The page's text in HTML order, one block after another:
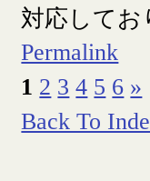
対応して
Permalink
1 2 3 4 5 6 »
Back To